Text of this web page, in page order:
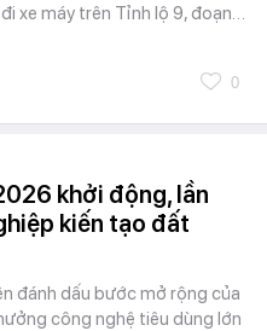
xe máy trên Tỉnh lộ 9, đoạn…
0
khởi động, lần
kiến tạo đất
đánh dấu bước mở rộng của
công nghệ tiêu dùng lớn